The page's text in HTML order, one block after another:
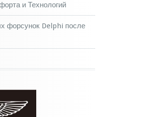
и Технологий
форсунок Delphi после